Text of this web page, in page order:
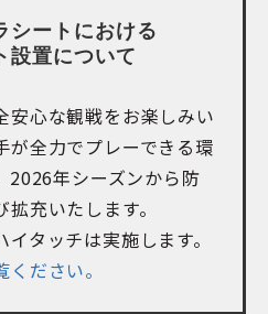
シートにおける
設置について
安心な観戦をお楽しみい
が全力でプレーできる環
2026年シーズンから防
充いたします。
タッチは実施します。
ださい。